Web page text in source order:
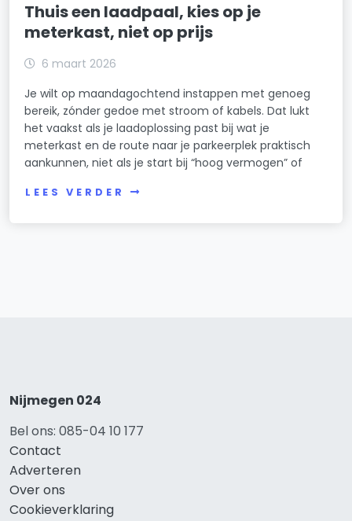
Thuis een laadpaal, kies op je
meterkast, niet op prijs
6 maart 2026
Je wilt op maandagochtend instappen met genoeg
bereik, zónder gedoe met stroom of kabels. Dat lukt
het vaakst als je laadoplossing past bij wat je
meterkast en de route naar je parkeerplek praktisch
aankunnen, niet als je start bij “hoog vermogen” of
LEES VERDER
Nijmegen 024
Bel ons: 085-04 10 177
Contact
Adverteren
Over ons
Cookieverklaring